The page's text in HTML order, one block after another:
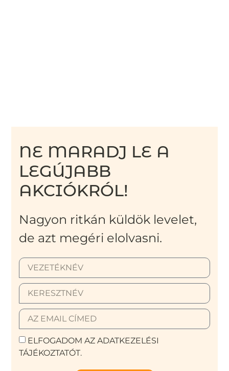
NE MARADJ LE A
LEGÚJABB
AKCIÓKRÓL!
Nagyon ritkán küldök levelet,
de azt megéri elolvasni.
ELFOGADOM AZ ADATKEZELÉSI
TÁJÉKOZTATÓT.